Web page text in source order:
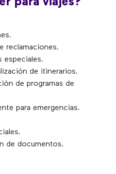
reclamaciones.
especiales.
de itinerarios.
de programas de
para emergencias.
de documentos.